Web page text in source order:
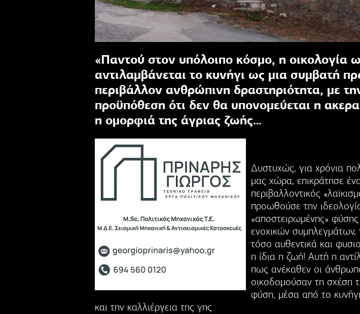
«Παντού στον υπόλοιπο κόσμο, η οικολογία
αντιλαμβάνεται το κυνήγι ως µια συμβατή
περιβάλλον ανθρώπινη δραστηριότητα, µε
προϋπόθεση ότι δεν θα υπονοµεύεται η
η οµορφιά της άγριας ζωής…
Δυστυχώς, για χρόνια
µας χώρα, επικράτησε
περιβαλλοντικός
προωθούσε την
«αποστειρωµένης»
ενοχικών συµπλεγµάτων,
τόσο αυθεντικά και
η ίδια η ζωή! Αυτή η
πως ανέκαθεν οι
οικοδοµούσαν τη σχέση
φύση, µέσα από το
και την καλλιέργεια της γης.